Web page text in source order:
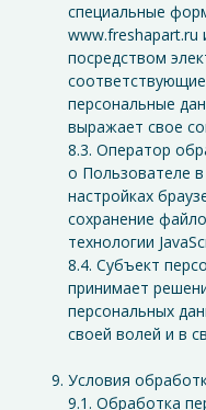
специальные
www.freshapart.ru
посредством
персональные
выражает свое
8.3. Оператор
о Пользователе
настройках
сохранение
технологии
8.4. Субъект
принимает
персональных
своей волей и в
Условия
9.1. Обработка